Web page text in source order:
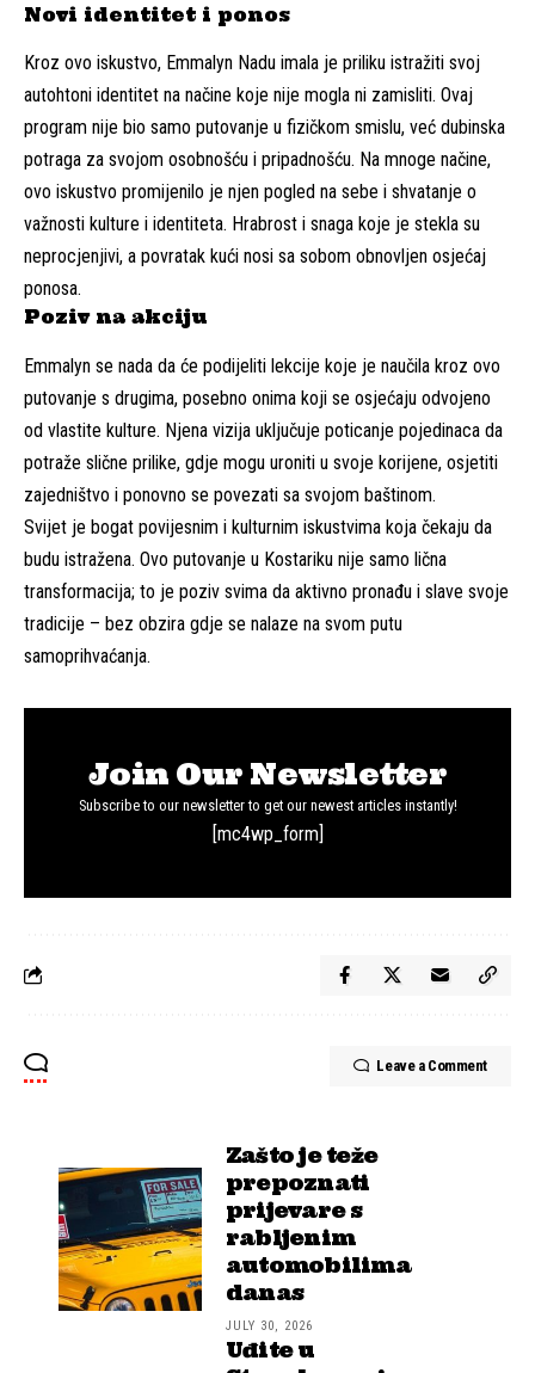
Novi identitet i ponos
Kroz ovo iskustvo, Emmalyn Nadu imala je priliku istražiti svoj
autohtoni identitet na načine koje nije mogla ni zamisliti. Ovaj
program nije bio samo putovanje u fizičkom smislu, već dubinska
potraga za svojom osobnošću i pripadnošću. Na mnoge načine,
ovo iskustvo promijenilo je njen pogled na sebe i shvatanje o
važnosti kulture i identiteta. Hrabrost i snaga koje je stekla su
neprocjenjivi, a povratak kući nosi sa sobom obnovljen osjećaj
ponosa.
Poziv na akciju
Emmalyn se nada da će podijeliti lekcije koje je naučila kroz ovo
putovanje s drugima, posebno onima koji se osjećaju odvojeno
od vlastite kulture. Njena vizija uključuje poticanje pojedinaca da
potraže slične prilike, gdje mogu uroniti u svoje korijene, osjetiti
zajedništvo i ponovno se povezati sa svojom baštinom.
Svijet je bogat povijesnim i kulturnim iskustvima koja čekaju da
budu istražena. Ovo putovanje u Kostariku nije samo lična
transformacija; to je poziv svima da aktivno pronađu i slave svoje
tradicije – bez obzira gdje se nalaze na svom putu
samoprihvaćanja.
Join Our Newsletter
Subscribe to our newsletter to get our newest articles instantly!
[mc4wp_form]
Leave a Comment
Zašto je teže
prepoznati
prijevare s
rabljenim
automobilima
danas
JULY 30, 2026
Uđite u